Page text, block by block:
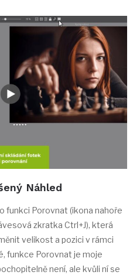
Náhled
funkci Porovnat (ikona nahoře
zkratka Ctrl+J), která
velikost a pozici v rámci
funkce Porovnat je moje
není, ale kvůli ní se